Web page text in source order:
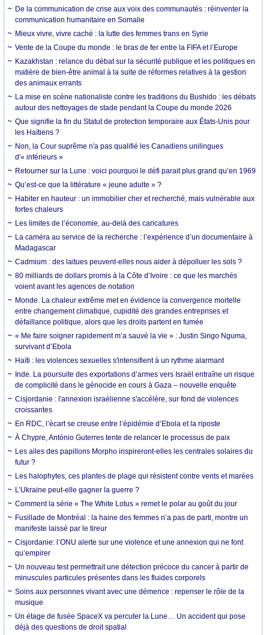
De la communication de crise aux voix des communautés : réinventer la
communication humanitaire en Somalie
Mieux vivre, vivre caché : la lutte des femmes trans en Syrie
Vente de la Coupe du monde : le bras de fer entre la FIFA et l’Europe
Kazakhstan : relance du débat sur la sécurité publique et les politiques en
matière de bien-être animal à la suite de réformes relatives à la gestion
des animaux errants
La mise en scène nationaliste contre les traditions du Bushido : les débats
autour des nettoyages de stade pendant la Coupe du monde 2026
Que signifie la fin du Statut de protection temporaire aux États-Unis pour
les Haïtiens ?
Non, la Cour suprême n'a pas qualifié les Canadiens unilingues
d'« inférieurs »
Retourner sur la Lune : voici pourquoi le défi parait plus grand qu’en 1969
Qu’est-ce que la littérature « jeune adulte » ?
Habiter en hauteur : un immobilier cher et recherché, mais vulnérable aux
fortes chaleurs
Les limites de l’économie, au-delà des caricatures
La caméra au service de la recherche : l’expérience d’un documentaire à
Madagascar
Cadmium : des laitues peuvent-elles nous aider à dépolluer les sols ?
80 milliards de dollars promis à la Côte d’Ivoire : ce que les marchés
voient avant les agences de notation
Monde. La chaleur extrême met en évidence la convergence mortelle
entre changement climatique, cupidité des grandes entreprises et
défaillance politique, alors que les droits partent en fumée
« Me faire soigner rapidement m’a sauvé la vie » : Justin Singo Nguma,
survivant d’Ebola
Haïti : les violences sexuelles s'intensifient à un rythme alarmant
Inde. La poursuite des exportations d’armes vers Israël entraîne un risque
de complicité dans le génocide en cours à Gaza – nouvelle enquête
Cisjordanie : l'annexion israélienne s'accélère, sur fond de violences
croissantes
En RDC, l’écart se creuse entre l’épidémie d’Ebola et la riposte
À Chypre, António Guterres tente de relancer le processus de paix
Les ailes des papillons Morpho inspireront-elles les centrales solaires du
futur ?
Les halophytes, ces plantes de plage qui résistent contre vents et marées
L’Ukraine peut-elle gagner la guerre ?
Comment la série « The White Lotus » remet le polar au goût du jour
Fusillade de Montréal : la haine des femmes n’a pas de parti, montre un
manifeste laissé par le tireur
Cisjordanie: l’ONU alerte sur une violence et une annexion qui ne font
qu’empirer
Un nouveau test permettrait une détection précoce du cancer à partir de
minuscules particules présentes dans les fluides corporels
Soins aux personnes vivant avec une démence : repenser le rôle de la
musique
Un étage de fusée SpaceX va percuter la Lune… Un accident qui pose
déjà des questions de droit spatial